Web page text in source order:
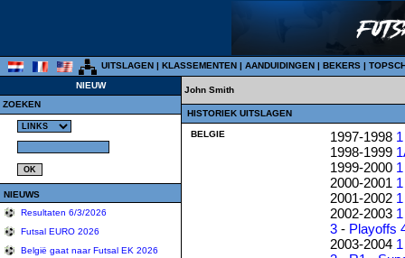
UITSLAGEN | KLASSEMENTEN | AANDUIDINGEN | BEKERS |
NIEUW
ZOEKEN
NIEUWS
Resultaten 6/3/2026
Futsal EURO 2026
België gaat naar Futsal EK 2026
John Smith
HISTORIEK UITSLAGEN
BELGIE 1997-1998 1
1998-1999
1999-2000 1
2000-2001 1
2001-2002 1
2002-2003 1
3 - Playoffs
2003-2004 1